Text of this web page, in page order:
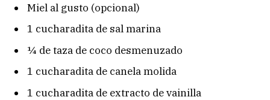
Miel al gusto (opcional)
1 cucharadita de sal marina
¼ de taza de coco desmenuzado
1 cucharadita de canela molida
1 cucharadita de extracto de vainilla